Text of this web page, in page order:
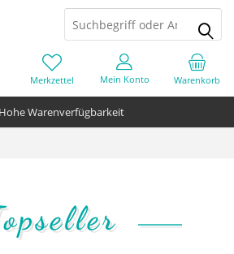
Hohe Warenverfügbarkeit
Warenkorb
Merkzettel Mein Konto